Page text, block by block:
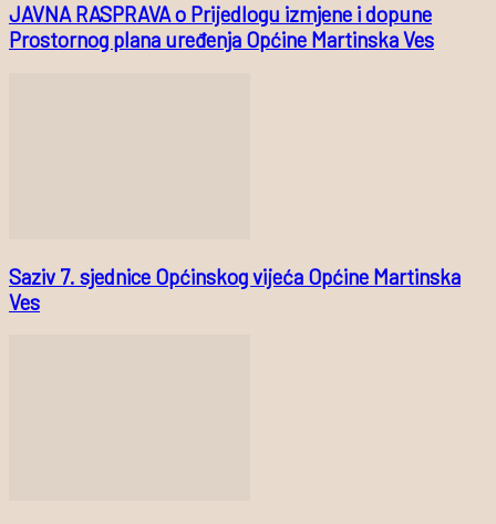
JAVNA RASPRAVA o Prijedlogu izmjene i dopune
Prostornog plana uređenja Općine Martinska Ves
Saziv 7. sjednice Općinskog vijeća Općine Martinska
Ves